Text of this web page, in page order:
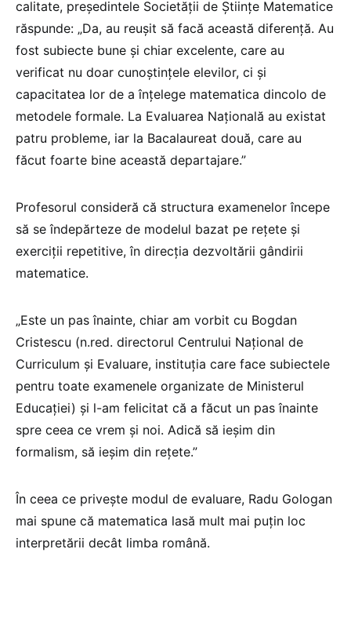
calitate, președintele Societății de Științe Matematice
răspunde: „Da, au reușit să facă această diferență. Au
fost subiecte bune și chiar excelente, care au
verificat nu doar cunoștințele elevilor, ci și
capacitatea lor de a înțelege matematica dincolo de
metodele formale. La Evaluarea Națională au existat
patru probleme, iar la Bacalaureat două, care au
făcut foarte bine această departajare.”
Profesorul consideră că structura examenelor începe
să se îndepărteze de modelul bazat pe rețete și
exerciții repetitive, în direcția dezvoltării gândirii
matematice.
„Este un pas înainte, chiar am vorbit cu Bogdan
Cristescu (n.red. directorul Centrului Național de
Curriculum și Evaluare, instituția care face subiectele
pentru toate examenele organizate de Ministerul
Educației) și l-am felicitat că a făcut un pas înainte
spre ceea ce vrem și noi. Adică să ieșim din
formalism, să ieșim din rețete.”
În ceea ce privește modul de evaluare, Radu Gologan
mai spune că matematica lasă mult mai puțin loc
interpretării decât limba română.